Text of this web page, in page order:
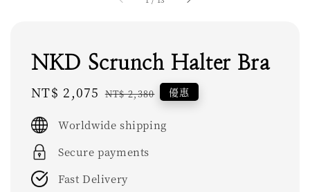
NKD Scrunch Halter Bra
Sale
NT$ 2,075 Regular
NT$ 2,380 優惠
Worldwide shipping
Secure payments
Fast Delivery